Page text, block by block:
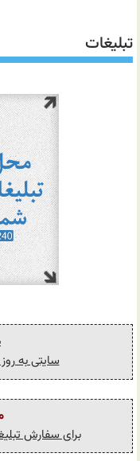
تبلیغات
سایتی به
برای سفارش